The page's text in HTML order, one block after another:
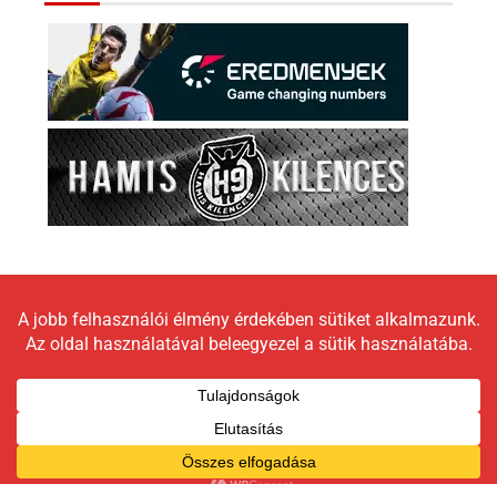
Állásfoglalás
Adatkezelési tájékoztató